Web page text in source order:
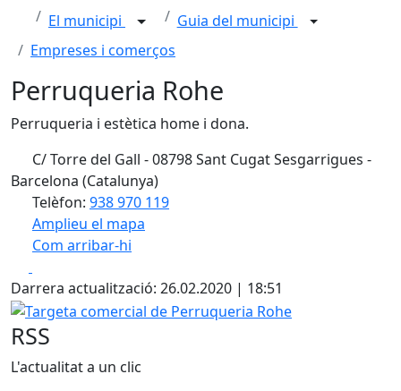
El municipi
Guia del municipi
Empreses i comerços
Perruqueria Rohe
Perruqueria i estètica home i dona.
C/ Torre del Gall - 08798 Sant Cugat Sesgarrigues -
Barcelona (Catalunya)
Telèfon: 938 970 119
Amplieu el mapa
Com arribar-hi
+
−
Darrera actualització: 26.02.2020 | 18:51
Targeta comercial de Perruqueria Rohe
RSS
L'actualitat a un clic